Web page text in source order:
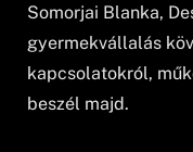
Somorjai Blanka,
gyermekvállalás
kapcsolatokról,
beszél majd.